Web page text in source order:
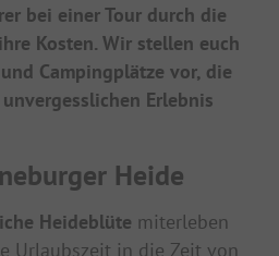
bei einer Tour durch die
Kosten. Wir stellen euch
Campingplätze vor, die
Erlebnis
Heide
Heideblüte miterleben
Urlaubszeit in die Zeit von